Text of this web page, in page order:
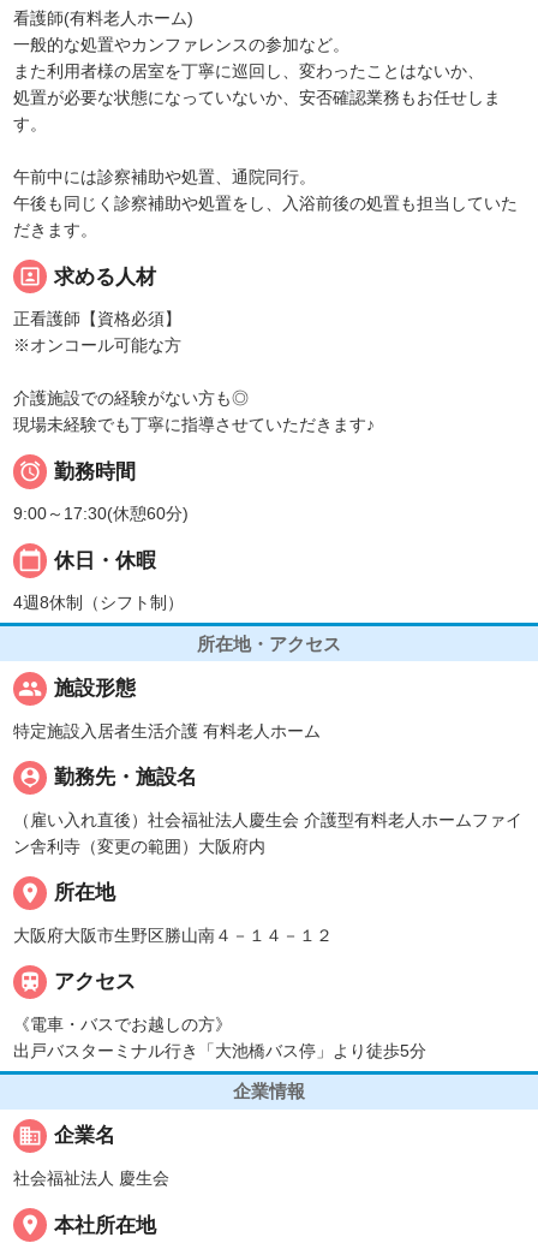
看護師(有料老人ホーム)
一般的な処置やカンファレンスの参加など。
また利用者様の居室を丁寧に巡回し、変わったことはないか、
処置が必要な状態になっていないか、安否確認業務もお任せしま
す。
午前中には診察補助や処置、通院同行。
午後も同じく診察補助や処置をし、入浴前後の処置も担当していた
だきます。
portrait 求める人材
正看護師【資格必須】
※オンコール可能な方
介護施設での経験がない方も◎
現場未経験でも丁寧に指導させていただきます♪
 勤務時間
9:00～17:30(休憩60分)
calendar_today 休日・休暇
4週8休制（シフト制）
所在地・アクセス
people 施設形態
特定施設入居者生活介護 有料老人ホーム
person_pin 勤務先・施設名
（雇い入れ直後）社会福祉法人慶生会 介護型有料老人ホームファイ
ン舎利寺（変更の範囲）大阪府内
place 所在地
大阪府大阪市生野区勝山南４－１４－１２
 アクセス
《電車・バスでお越しの方》
出戸バスターミナル行き「大池橋バス停」より徒歩5分
企業情報
business 企業名
社会福祉法人 慶生会
place 本社所在地